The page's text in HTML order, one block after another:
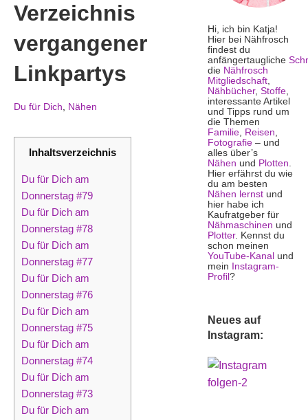
Verzeichnis
vergangener
Linkpartys
Du für Dich Nähen
Inhaltsverzeichnis
Du für Dich am
Donnerstag #79
Du für Dich am
Donnerstag #78
Du für Dich am
Donnerstag #77
Du für Dich am
Donnerstag #76
Du für Dich am
Donnerstag #75
Du für Dich am
Donnerstag #74
Du für Dich am
Donnerstag #73
Du für Dich am
Hi, ich bin Katja!
Hier bei Nähfrosch
findest du
anfängertaugliche
die Nähfrosch
Mitgliedschaft,
Nähbücher, Stoffe,
interessante Artikel
und Tipps rund um
die Themen
Familie, Reisen,
Fotografie– und
alles über’s
Nähen und Plotten.
Hier erfährst du wie
du am besten
Nähen lernstund
hier habe ich
Kaufratgeber für
Nähmaschinen und
Plotter. Kennst du
schon meinen
YouTube-Kanal und
mein
Instagram-
Profil ?
Neues auf
Instagram: